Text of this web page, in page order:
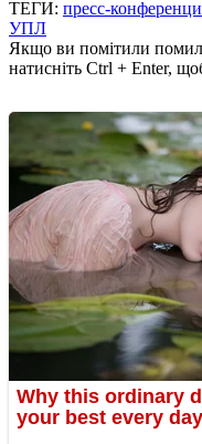
ТЕГИ: пресс-
УПЛ
Якщо ви помітили
натисніть Ctrl + Enter,